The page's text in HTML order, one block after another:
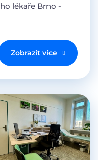
lékaře Brno -
Zobrazit více